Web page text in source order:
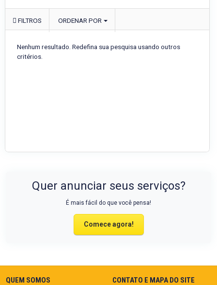
FILTROS ORDENAR POR
Nenhum resultado. Redefina sua pesquisa usando outros
critérios.
Quer anunciar seus serviços?
É mais fácil do que você pensa!
Comece agora!
QUEM SOMOS CONTATO E MAPA DO SITE